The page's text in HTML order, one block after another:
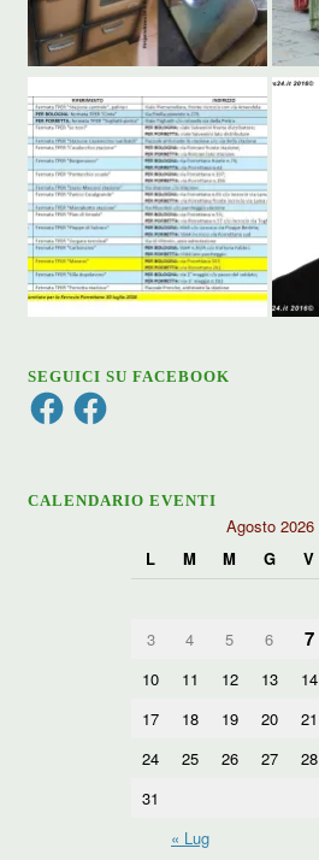
SEGUICI SU FACEBOOK
FacebookFacebook
CALENDARIO EVENTI
Agosto 2026
L
M M G V
3
4 5 6 7
10
11 12 13 14
17
18 19 20 21
24
25 26 27 28
31
« Lug